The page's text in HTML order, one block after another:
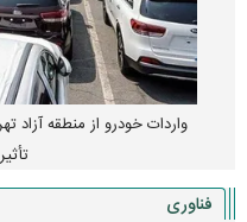
واردات خودرو از منطقه آزاد
فناوری